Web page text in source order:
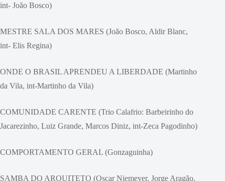
int- João Bosco)
MESTRE SALA DOS MARES (João Bosco, Aldir Blanc,
int- Elis Regina)
ONDE O BRASIL APRENDEU A LIBERDADE (Martinho
da Vila, int-Martinho da Vila)
COMUNIDADE CARENTE (Trio Calafrio: Barbeirinho do
Jacarezinho, Luiz Grande, Marcos Diniz, int-Zeca Pagodinho)
COMPORTAMENTO GERAL (Gonzaguinha)
SAMBA DO ARQUITETO (Oscar Niemeyer, Jorge Aragão,